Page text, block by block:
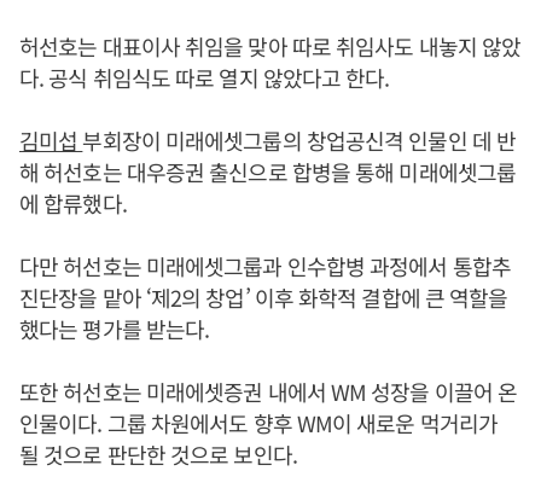
허선호는 대표이사 취임을 맞아 따로 취임사도 내놓지 않았
다. 공식 취임식도 따로 열지 않았다고 한다.
김미섭부회장이 미래에셋그룹의 창업공신격 인물인 데 반
해 허선호는 대우증권 출신으로 합병을 통해 미래에셋그룹
에 합류했다.
다만 허선호는 미래에셋그룹과 인수합병 과정에서 통합추
진단장을 맡아 ‘제2의 창업’ 이후 화학적 결합에 큰 역할을
했다는 평가를 받는다.
또한 허선호는 미래에셋증권 내에서 WM 성장을 이끌어 온
인물이다. 그룹 차원에서도 향후 WM이 새로운 먹거리가
될 것으로 판단한 것으로 보인다.